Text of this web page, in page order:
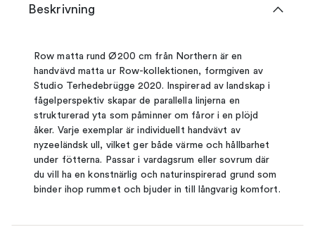
Beskrivning
Row matta rund Ø200 cm från Northern är en
handvävd matta ur Row-kollektionen, formgiven av
Studio Terhedebrügge 2020. Inspirerad av landskap i
fågelperspektiv skapar de parallella linjerna en
strukturerad yta som påminner om fåror i en plöjd
åker. Varje exemplar är individuellt handvävt av
nyzeeländsk ull, vilket ger både värme och hållbarhet
under fötterna. Passar i vardagsrum eller sovrum där
du vill ha en konstnärlig och naturinspirerad grund som
binder ihop rummet och bjuder in till långvarig komfort.